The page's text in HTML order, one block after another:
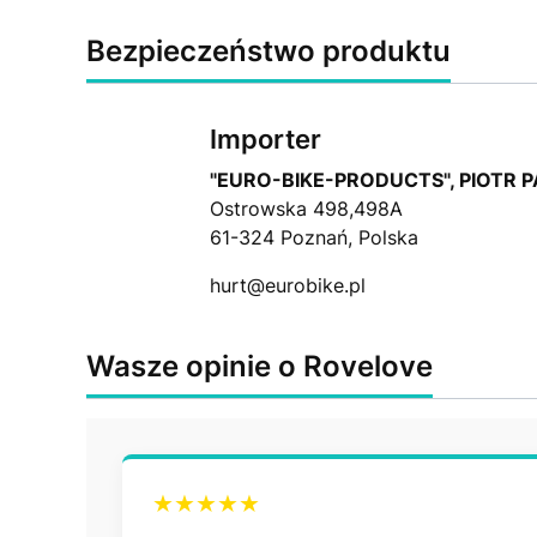
Bezpieczeństwo produktu
Importer
"EURO-BIKE-PRODUCTS", PIOTR
Ostrowska 498,498A
61-324 Poznań, Polska
hurt@eurobike.pl
Wasze opinie o Rovelove
★★★★★